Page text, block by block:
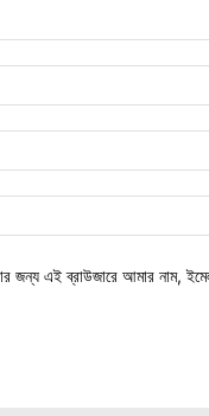
জন্য এই ব্রাউজারে আমার নাম,